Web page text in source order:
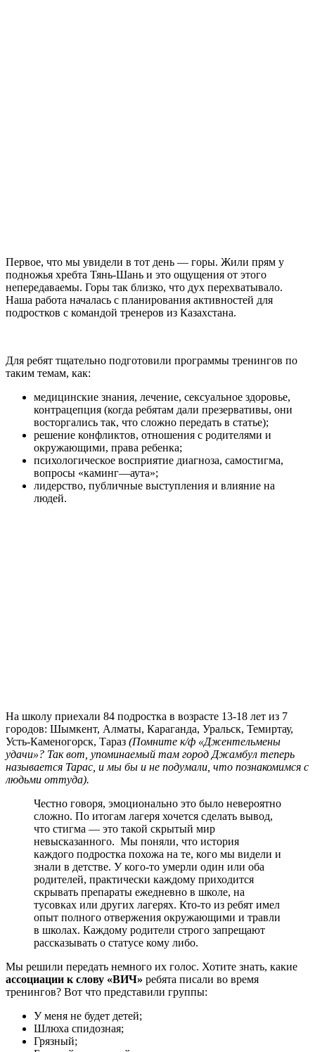
Первое, что мы увидели в тот день — горы. Жили прям у
подножья хребта Тянь-Шань и это ощущения от этого
непередаваемы. Горы так близко, что дух перехватывало.
Наша работа началась с планирования активностей для
подростков с командой тренеров из Казахстана.
Для ребят тщательно подготовили программы тренингов по
таким темам, как:
медицинские знания, лечение, сексуальное здоровье,
контрацепция (когда ребятам дали презервативы, они
восторгались так, что сложно передать в статье);
решение конфликтов, отношения с родителями и
окружающими, права ребенка;
психологическое восприятие диагноза, самостигма,
вопросы «каминг—аута»;
лидерство, публичные выступления и влияние на
людей.
На школу приехали 84 подростка в возрасте 13-18 лет из 7
городов: Шымкент, Алматы, Караганда, Уральск, Темиртау,
Усть-Каменогорск, Тараз (Помните к/ф «Джентельмены
удачи»? Так вот, упоминаемый там город Джамбул теперь
называется Тарас, и мы бы и не подумали, что познакомимся с
людьми оттуда).
Честно говоря, эмоционально это было невероятно
сложно. По итогам лагеря хочется сделать вывод,
что стигма — это такой скрытый мир
невысказанного. Мы поняли, что история
каждого подростка похожа на те, кого мы видели и
знали в детстве. У кого-то умерли один или оба
родителей, практически каждому приходится
скрывать препараты ежедневно в школе, на
тусовках или других лагерях. Кто-то из ребят имел
опыт полного отвержения окружающими и травли
в школах. Каждому родители строго запрещают
рассказывать о статусе кому либо.
Мы решили передать немного их голос. Хотите знать, какие
ассоциации к слову «ВИЧ» ребята писали во время
тренингов? Вот что представили группы:
У меня не будет детей;
Шлюха спидозная;
Грязный;